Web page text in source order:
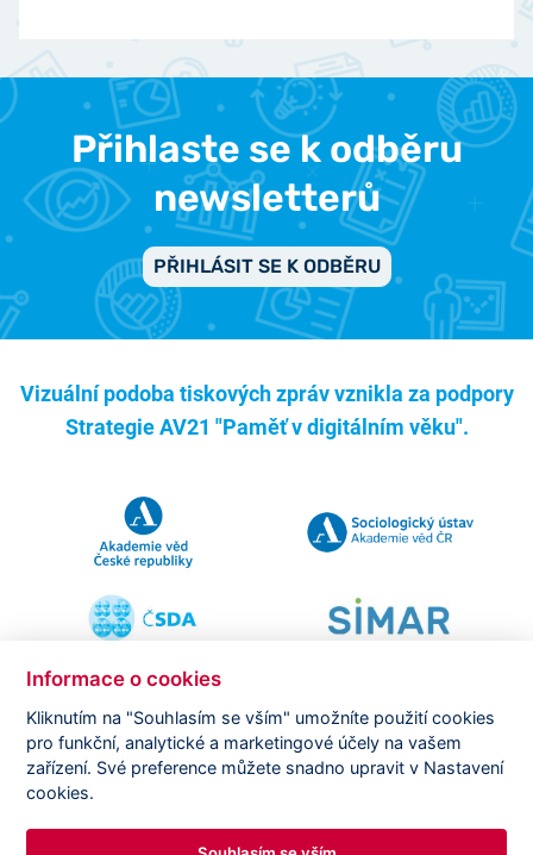
Přihlaste se k odběru
newsletterů
PŘIHLÁSIT SE K ODBĚRU
Vizuální podoba tiskových zpráv vznikla za podpory
Strategie AV21 "Paměť v digitálním věku".
Copyright © CVVM | Právní ujednání| Nastavení cookies
Prohlášení o zpracování osobních údajů
Informace o cookies
Kliknutím na "Souhlasím se vším" umožníte použití cookies
pro funkční, analytické a marketingové účely na vašem
zařízení. Své preference můžete snadno upravit v Nastavení
cookies.